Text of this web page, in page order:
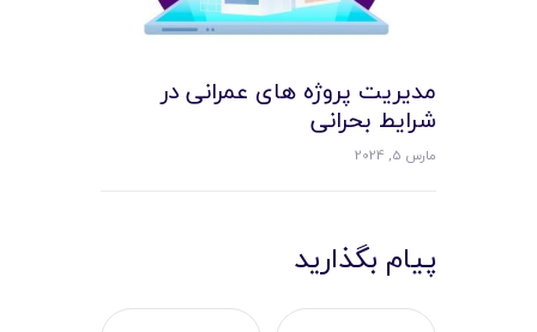
مدیریت پروژه های عمرانی در
شرایط بحرانی
مارس 5, 2024
پیام بگذارید